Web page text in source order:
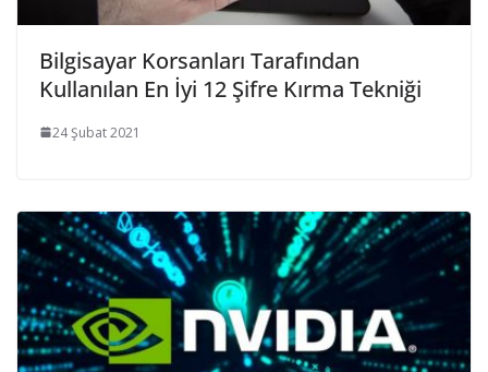
Bilgisayar Korsanları Tarafından
Kullanılan En İyi 12 Şifre Kırma Tekniği
24 Şubat 2021